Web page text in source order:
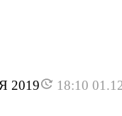
2019 18:10